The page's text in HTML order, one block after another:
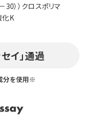
30））クロスポリマ
化K
セイ」通過
分を使用※